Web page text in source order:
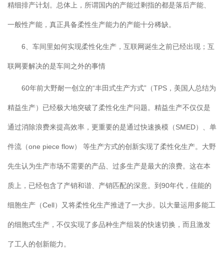
精细排产计划。总体上，所谓国内的产能过剩指的都是落后产能、
一般性产能，真正具备柔性生产能力的产能十分稀缺。
6、车间里如何实现柔性化生产，互联网诞生之前已经出现；互
联网要解决的是车间之外的事情
60年前大野耐一创立的“丰田式生产方式”（TPS，美国人总结为
精益生产）已经极大地突破了柔性化生产问题。精益生产不仅仅是
通过消除浪费来提高效率，更重要的是通过快速换模（SMED）、单
件流（one piece flow） 等生产方式的创新实现了柔性化生产。大野
先生认为生产市场不需要的产品、过多生产是最大的浪费。这在本
质上，已经包含了产销和谐、产销匹配的深意。到90年代，佳能的
细胞生产（Cell）又将柔性化生产推进了一大步。以大量运用多能工
的细胞式生产，不仅实现了多品种生产组装的快速切换，而且激发
了工人的创新能力。